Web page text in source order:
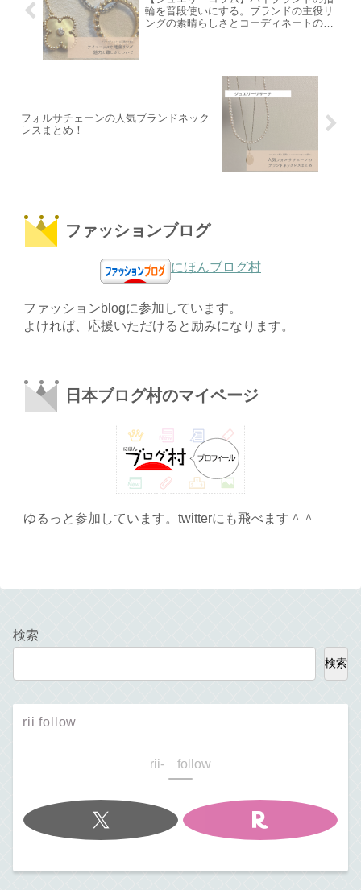
輪を普段使いにする。ブランドの主役リ
ングの素晴らしさとコーディネートの難
フォルサチェーンの人気ブランドネック
レスまとめ！
ファッションブログ
にほんブログ村
ファッションblogに参加しています。
よければ、応援いただけると励みになります。
日本ブログ村のマイページ
ゆるっと参加しています。twitterにも飛べます＾＾
検索
検索
rii follow
rii- follow